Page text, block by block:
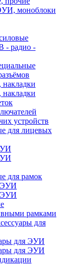
моноблоки
- радио -
устройств
для лицевых
для рамок
ЭУИ
ЭУИ
рамками
для
для ЭУИ
для ЭУИ